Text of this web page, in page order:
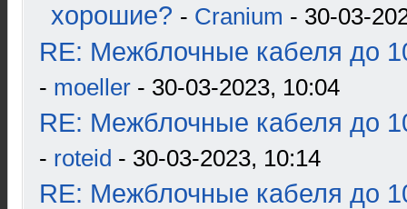
хорошие? - Cranium - 30-03-
RE: Межблочные кабеля до
- moeller - 30-03-2023, 10:04
RE: Межблочные кабеля до
- roteid - 30-03-2023, 10:14
RE: Межблочные кабеля до